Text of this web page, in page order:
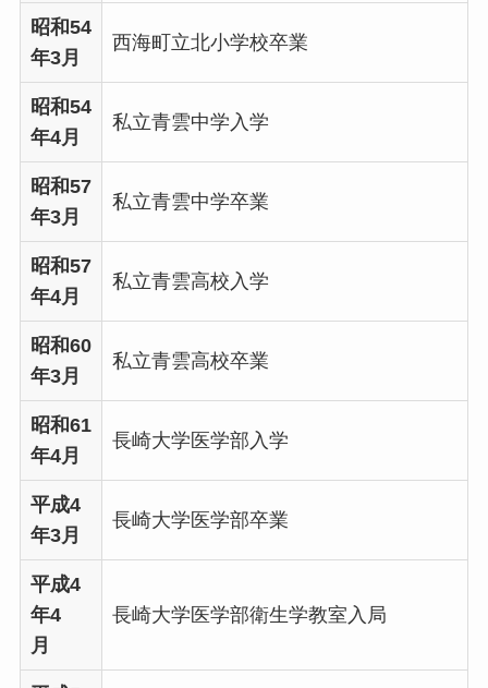
昭和54
年3月
西海町立北小学校卒業
昭和54
年4月
私立青雲中学入学
昭和57
年3月
私立青雲中学卒業
昭和57
年4月
私立青雲高校入学
昭和60
年3月
私立青雲高校卒業
昭和61
年4月
長崎大学医学部入学
平成4
年3月
長崎大学医学部卒業
平成4
年4
月
長崎大学医学部衛生学教室入局